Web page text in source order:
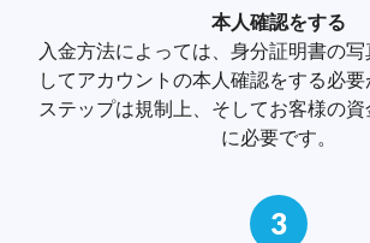
本人確認をする
入金方法によっては、身分証明書の
してアカウントの本人確認をする必
ステップは規制上、そしてお客様の
に必要です。
3